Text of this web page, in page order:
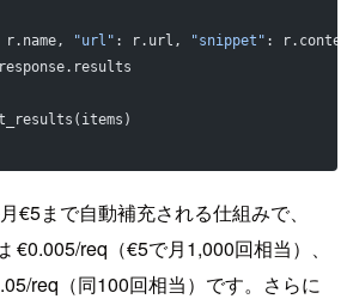
"url" : r.url, "snippet" :
€5まで自動補充される仕組みで、
€0.005/req（€5で月1,000回相当）、
req（同100回相当）です。さらに